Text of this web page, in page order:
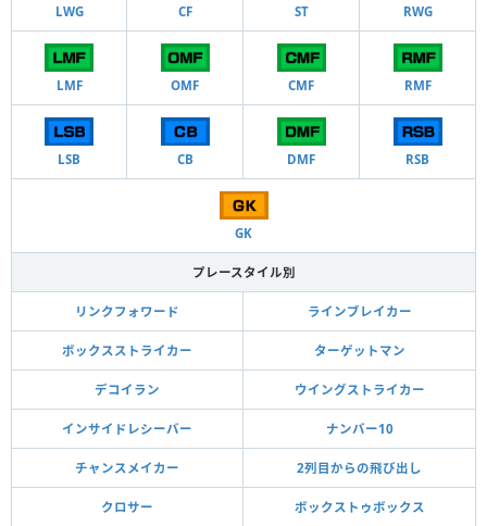
LWG CF ST RWG
LMF OMF CMF RMF
LSB CB DMF RSB
GK
プレースタイル別
リンクフォワード ラインブレイカー
ボックスストライカー ターゲットマン
デコイラン ウイングストライカー
インサイドレシーバー ナンバー10
チャンスメイカー 2列目からの飛び出し
クロサー ボックストゥボックス